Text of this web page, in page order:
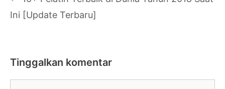
Ini [Update Terbaru]
Tinggalkan komentar